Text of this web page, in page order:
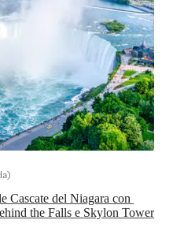
Cascate del Niagara con
the Falls e Skylon Tower